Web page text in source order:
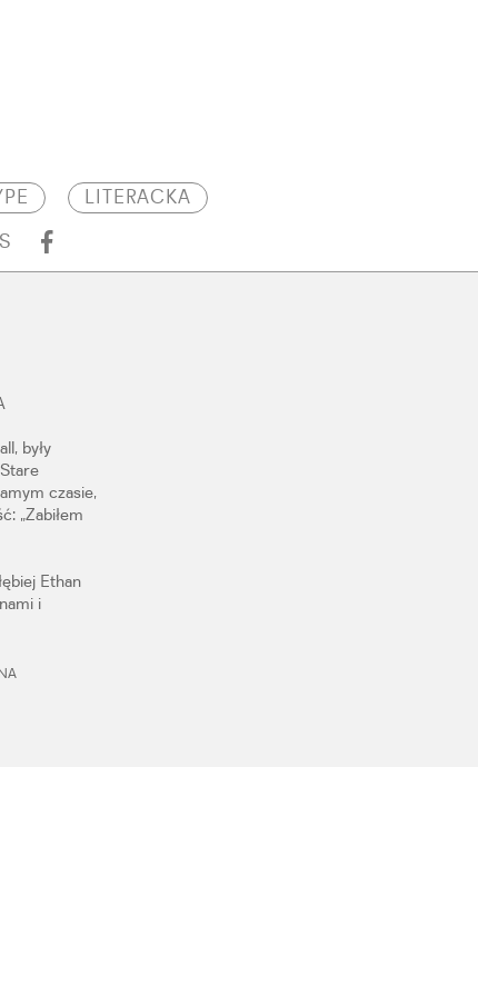
LITERACKA
były
czasie,
„Zabiłem
Ethan
i